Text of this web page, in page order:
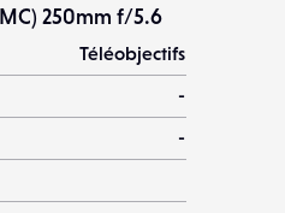
250mm f/5.6
Téléobjectifs
-
-